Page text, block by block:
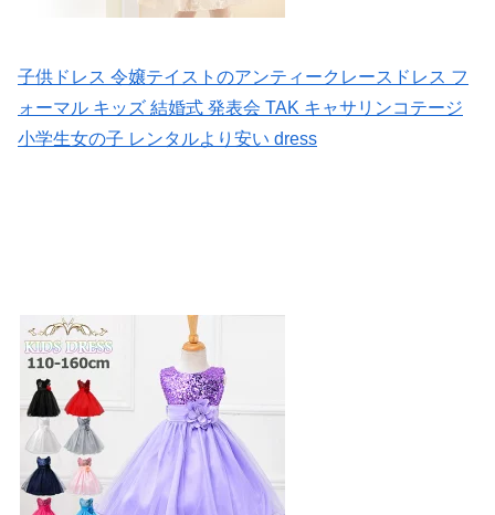
子供ドレス 令嬢テイストのアンティークレースドレス フ
ォーマル キッズ 結婚式 発表会 TAK キャサリンコテージ
小学生女の子 レンタルより安い dress